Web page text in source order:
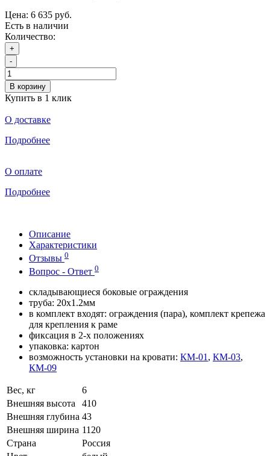
Цена: 6 635 руб.
Есть в наличии
Количество:
+
-
В корзину
Купить в 1 клик
О доставке
Подробнее
О оплате
Подробнее
Описание
Характеристики
Отзывы 0
Вопрос - Ответ 0
складывающиеся боковые ограждения
труба: 20х1.2мм
в комплект входят: ограждения (пара), комплект крепежа
для крепления к раме
фиксация в 2-х положениях
упаковка: картон
возможность установки на кровати: КМ-01, КМ-03,
КМ-09
Вес, кг
6
Внешняя высота
410
Внешняя глубина 43
Внешняя ширина 1120
Страна
Россия